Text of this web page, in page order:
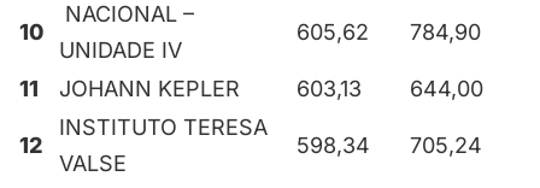
10
NACIONAL –
UNIDADE IV
605,62 784,90
11 JOHANN KEPLER 603,13 644,00
12
INSTITUTO TERESA
VALSE
598,34 705,24